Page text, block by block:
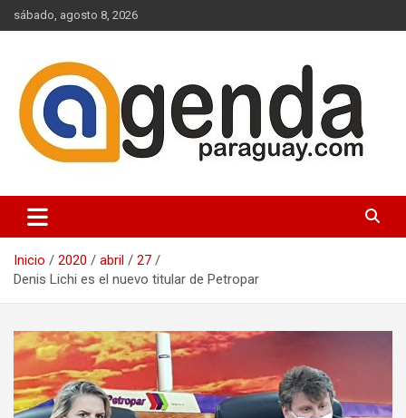
Saltar
al
sábado, agosto 8, 2026
Agenda Paraguay
Inicio 2020 abril
27
Denis Lichi es el nuevo titular de Petropar